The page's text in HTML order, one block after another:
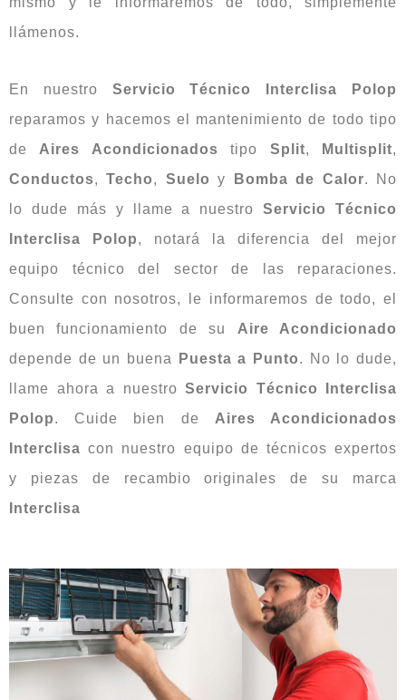
llámenos.
En nuestro Servicio Técnico Interclisa Polop
reparamos y hacemos el mantenimiento de todo tipo
de Aires Acondicionados tipo Split, Multisplit,
Conductos,Techo, Suelo y Bomba de Calor. No
lo dude más y llame a nuestroServicio Técnico
Interclisa Polop, notará la diferencia del mejor
equipo técnico del sector de las reparaciones.
Consulte con nosotros, le informaremos de todo, el
buen funcionamiento de su Aire Acondicionado
depende de un buena
Puesta a Punto. No lo dude,
llame ahora a nuestro Servicio Técnico Interclisa
Polop. Cuide bien de Aires Acondicionados
Interclisa con nuestro equipo de técnicos expertos
y piezas de recambio originales de su marca
Interclisa